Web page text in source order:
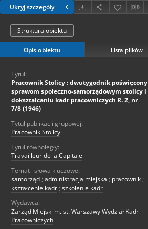
Ukryj szczegóły
Struktura obiektu
Opis obiektu Lista plików
Tytuł:
Pracownik Stolicy : dwutygodnik poświęcony
sprawom społeczno-samorządowym stolicy i
dokształcaniu kadr pracowniczych R. 2, nr
7/8 (1946)
Tytuł publikacji grupowej:
Pracownik Stolicy
Tytuł równoległy:
Travailleur de la Capitale
Temat i słowa kluczowe:
samorząd ; administracja miejska ; pracownik ;
kształcenie kadr ; szkolenie kadr
Wydawca:
Zarząd Miejski m. st. Warszawy Wydział Kadr
Pracowniczych